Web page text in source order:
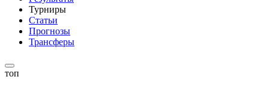
Турниры
Статьи
Прогнозы
Трансферы
топ